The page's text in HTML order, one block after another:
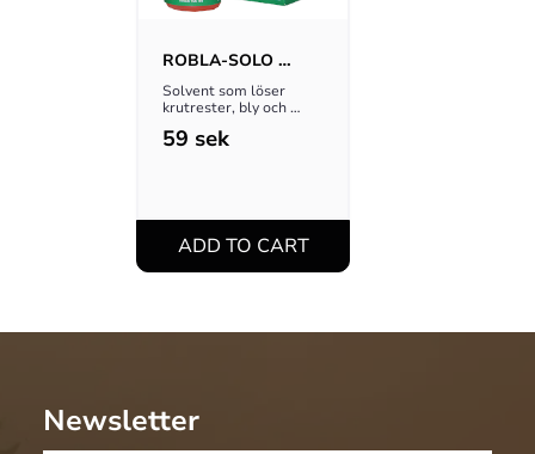
ROBLA-SOLO
Solvent som löser
krutrester, bly och
59 sek
Newsletter